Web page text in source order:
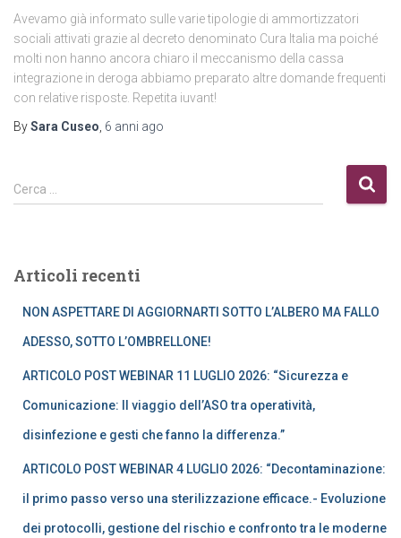
Avevamo già informato sulle varie tipologie di ammortizzatori
sociali attivati grazie al decreto denominato Cura Italia ma poiché
molti non hanno ancora chiaro il meccanismo della cassa
integrazione in deroga abbiamo preparato altre domande frequenti
con relative risposte. Repetita iuvant!
BySara Cuseo 6 anni ago
R
i
c
Cerca …
Articoli recenti
NON ASPETTARE DI AGGIORNARTI SOTTO L’ALBERO MA FALLO
ADESSO, SOTTO L’OMBRELLONE!
ARTICOLO POST WEBINAR 11 LUGLIO 2026: “Sicurezza e
Comunicazione: Il viaggio dell’ASO tra operatività,
disinfezione e gesti che fanno la differenza.”
ARTICOLO POST WEBINAR 4 LUGLIO 2026: “Decontaminazione:
il primo passo verso una sterilizzazione efficace.- Evoluzione
dei protocolli, gestione del rischio e confronto tra le moderne